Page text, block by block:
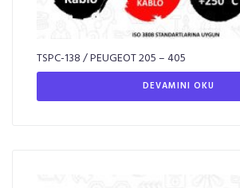
TSPC-138 / PEUGEOT 205 – 405
DEVAMINI OKU